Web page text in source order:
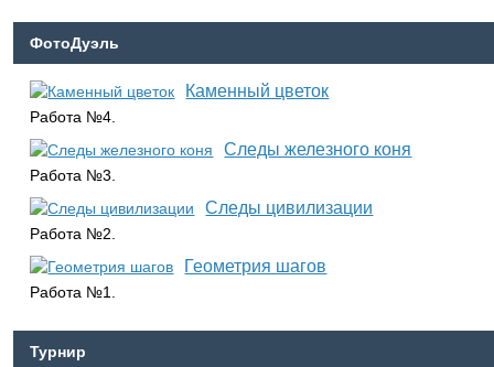
ФотоДуэль
Каменный цветок
Работа №4.
Следы железного коня
Работа №3.
Следы цивилизации
Работа №2.
Геометрия шагов
Работа №1.
Турнир